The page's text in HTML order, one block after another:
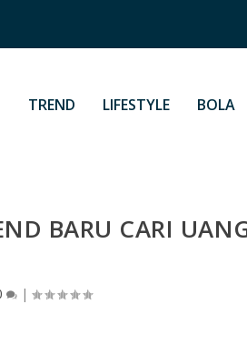
TREND LIFESTYLE BOLA
BARU CARI
|